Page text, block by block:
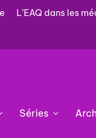
L’EAQ dans les
Séries